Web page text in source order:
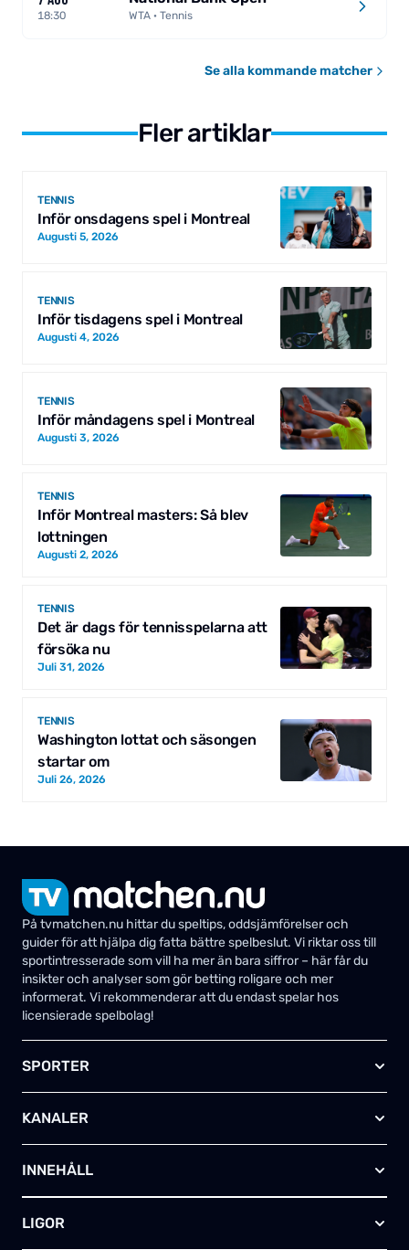
18:30 WTA · Tennis
Se alla kommande matcher
Fler artiklar
TENNIS
Inför onsdagens spel i Montreal
Augusti 5, 2026
TENNIS
Inför tisdagens spel i Montreal
Augusti 4, 2026
TENNIS
Inför måndagens spel i Montreal
Augusti 3, 2026
TENNIS
Inför Montreal masters: Så blev
lottningen
Augusti 2, 2026
TENNIS
Det är dags för tennisspelarna att
försöka nu
Juli 31, 2026
TENNIS
Washington lottat och säsongen
startar om
Juli 26, 2026
På tvmatchen.nu hittar du speltips, oddsjämförelser och
guider för att hjälpa dig fatta bättre spelbeslut. Vi riktar oss till
sportintresserade som vill ha mer än bara siffror – här får du
insikter och analyser som gör betting roligare och mer
informerat. Vi rekommenderar att du endast spelar hos
licensierade spelbolag!
SPORTER
Ishockey
Amerikansk fotboll
Basket
KANALER
TV4 Play Sport Total
Kanal 5
HBO Max (SE)
INNEHÅLL
Kontakta oss
LIGOR